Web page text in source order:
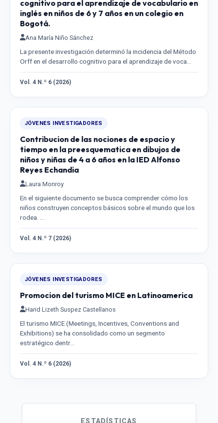
cognitivo para el aprendizaje de vocabulario en
inglés en niños de 6 y 7 años en un colegio en
Bogotá.
Ana María Niño Sánchez
La presente investigación determinó la incidencia del Método
Orff en el desarrollo cognitivo para el aprendizaje de voca…
Vol. 4 N.º 6 (2026)
JÓVENES INVESTIGADORES
Contribucion de las nociones de espacio y
tiempo en la preesquematica en dibujos de
niños y niñas de 4 a 6 años en la IED Alfonso
Reyes Echandia
Laura Monroy
En el siguiente documento se busca comprender cómo los
niños construyen conceptos básicos sobre el mundo que los
rodea. …
Vol. 4 N.º 7 (2026)
JÓVENES INVESTIGADORES
Promocion del turismo MICE en Latinoamerica
Harid Lizeth Suspez Castellanos
El turismo MICE (Meetings, Incentives, Conventions and
Exhibitions) se ha consolidado como un segmento
estratégico dentr…
Vol. 4 N.º 6 (2026)
ESTADÍSTICAS